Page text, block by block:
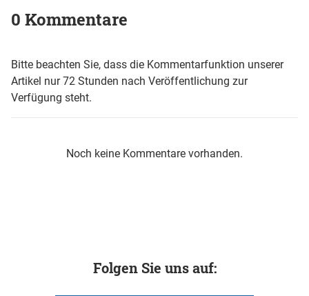
0 Kommentare
Bitte beachten Sie, dass die Kommentarfunktion unserer
Artikel nur 72 Stunden nach Veröffentlichung zur
Verfügung steht.
Noch keine Kommentare vorhanden.
Folgen Sie uns auf: